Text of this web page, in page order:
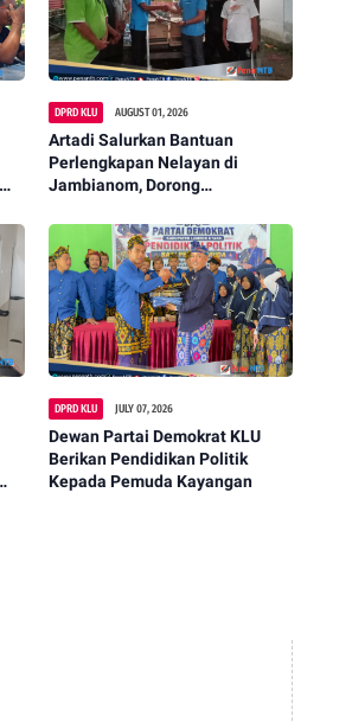
DPRD KLU AUGUST 01, 2026
Artadi Salurkan Bantuan
Perlengkapan Nelayan di
Jambianom, Dorong
Warga
DPRD KLU JULY 07, 2026
Dewan Partai Demokrat KLU
Berikan Pendidikan Politik
Kepada Pemuda Kayangan